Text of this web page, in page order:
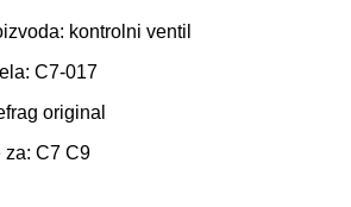
kontrolni ventil
C7-017
original
za: C7 C9